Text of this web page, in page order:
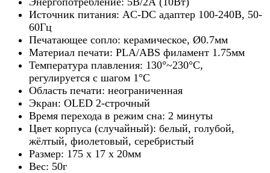
Источник питания: AC-DC адаптер 100-240В, 50-
60Гц
Печатающее сопло: керамическое, Ø0.7мм
Материал печати: PLA/ABS филамент 1.75мм
Температура плавления: 130°~230°С,
регулируется с шагом 1°С
Область печати: неограниченная
Экран: OLED 2-строчный
Время перехода в режим сна: 2 минуты
Цвет корпуса (случайный): белый, голубой,
жёлтый, фиолетовый, серебристый
Размер: 175 х 17 х 20мм
Вес: 50г